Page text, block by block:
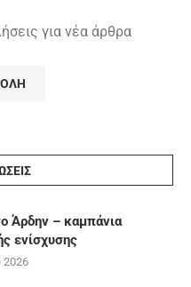
για νέα άρθρα
Άρδην – καμπάνια
ενίσχυσης
2026